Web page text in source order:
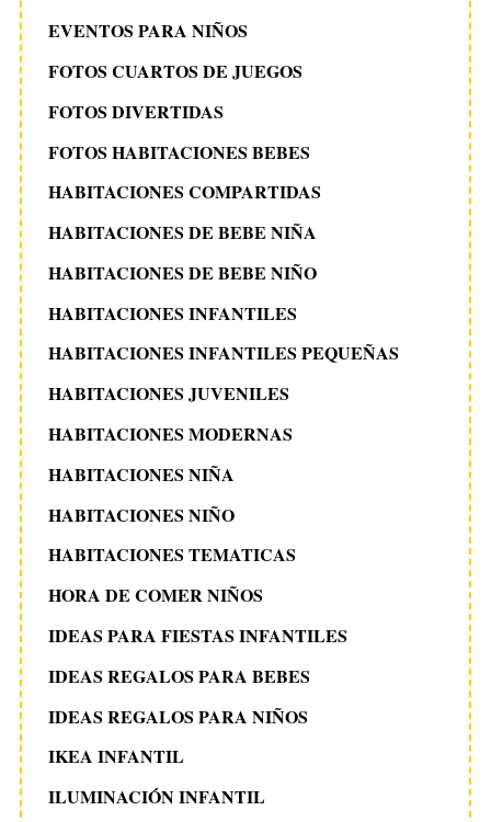
EVENTOS PARA NIÑOS
FOTOS CUARTOS DE JUEGOS
FOTOS DIVERTIDAS
FOTOS HABITACIONES BEBES
HABITACIONES COMPARTIDAS
HABITACIONES DE BEBE NIÑA
HABITACIONES DE BEBE NIÑO
HABITACIONES INFANTILES
HABITACIONES INFANTILES PEQUEÑAS
HABITACIONES JUVENILES
HABITACIONES MODERNAS
HABITACIONES NIÑA
HABITACIONES NIÑO
HABITACIONES TEMATICAS
HORA DE COMER NIÑOS
IDEAS PARA FIESTAS INFANTILES
IDEAS REGALOS PARA BEBES
IDEAS REGALOS PARA NIÑOS
IKEA INFANTIL
ILUMINACIÓN INFANTIL